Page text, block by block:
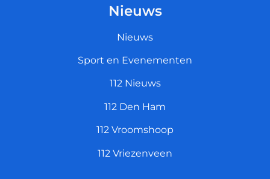
Nieuws
Nieuws
Sport en Evenementen
112 Nieuws
112 Den Ham
112 Vroomshoop
112 Vriezenveen